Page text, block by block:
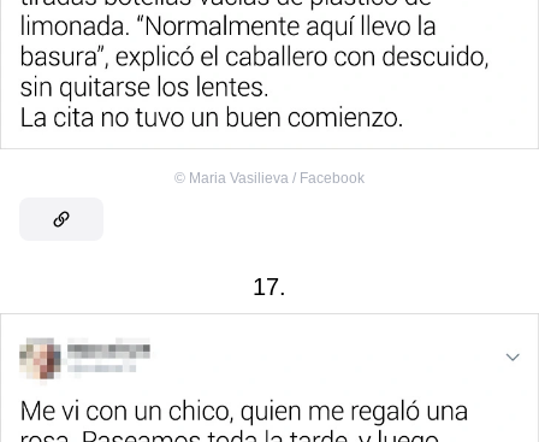
© Maria Vasilieva / Facebook
17.